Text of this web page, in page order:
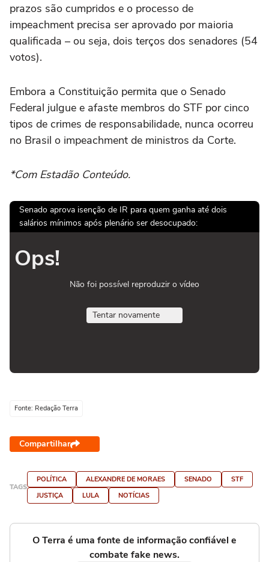
prazos são cumpridos e o processo de
impeachment precisa ser aprovado por maioria
qualificada – ou seja, dois terços dos senadores (54
votos).
Embora a Constituição permita que o Senado
Federal julgue e afaste membros do STF por cinco
tipos de crimes de responsabilidade, nunca ocorreu
no Brasil o impeachment de ministros da Corte.
*Com Estadão Conteúdo.
Senado aprova isenção de IR para quem ganha até dois
salários mínimos após plenário ser desocupado:
Ops!
Não foi possível reproduzir o vídeo
Tentar novamente
Fonte: Redação Terra
Compartilhar
TAGS
POLÍTICA ALEXANDRE DE MORAES SENADO
STF
JUSTIÇA
LULA NOTÍCIAS
O Terra é uma fonte de informação confiável e
combate fake news.